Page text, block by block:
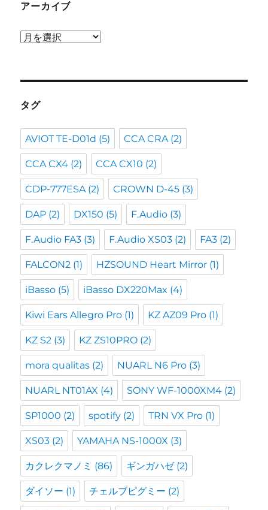
アーカイブ
ア
ブ
タグ
AVIOT TE-D01d (5) CCA CRA(2)
CCA CX4 (2) CCA CX10 (2)
CDP-777ESA(2) CROWN D-45 (3)
DAP (2) DX150 (5) F.Audio (3)
F.Audio FA3 (3) F.Audio XS03 (2) FA3 (2)
FALCON2 (1) HZSOUND Heart Mirror (1)
iBasso (5) iBasso DX220Max (4)
Kiwi Ears Allegro Pro (1) KZ AZ09 Pro (1)
KZ S2 (3) KZ ZS10PRO (2)
mora qualitas (2) NUARL N6 Pro (3)
NUARL NT01AX (4) SONY WF-1000XM4 (2)
SP1000 (2) spotify (2) TRN VX Pro (1)
XS03 (2) YAMAHA NS-1000X (3)
カクレクマノミ (86) ギンガハゼ(2)
ダイソー (1) チェルブピグミー (2)